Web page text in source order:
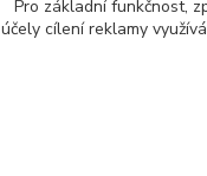
Pro základní funkčnost,
účely cílení reklamy